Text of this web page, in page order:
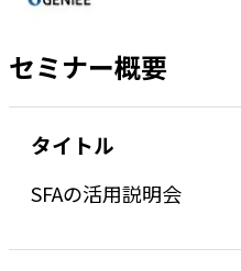
セミナー概要
タイトル
SFAの活用説明会